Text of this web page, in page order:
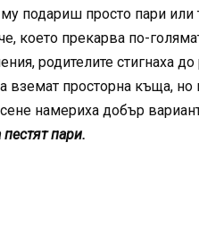
му подариш просто пари
което прекарва по-
родителите стигнаха
вземат просторна къща,
намериха добър
пари.